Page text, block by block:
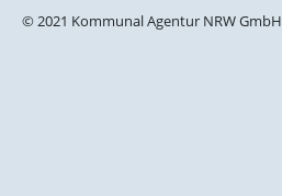
© 2021 Kommunal Agentur NRW GmbH